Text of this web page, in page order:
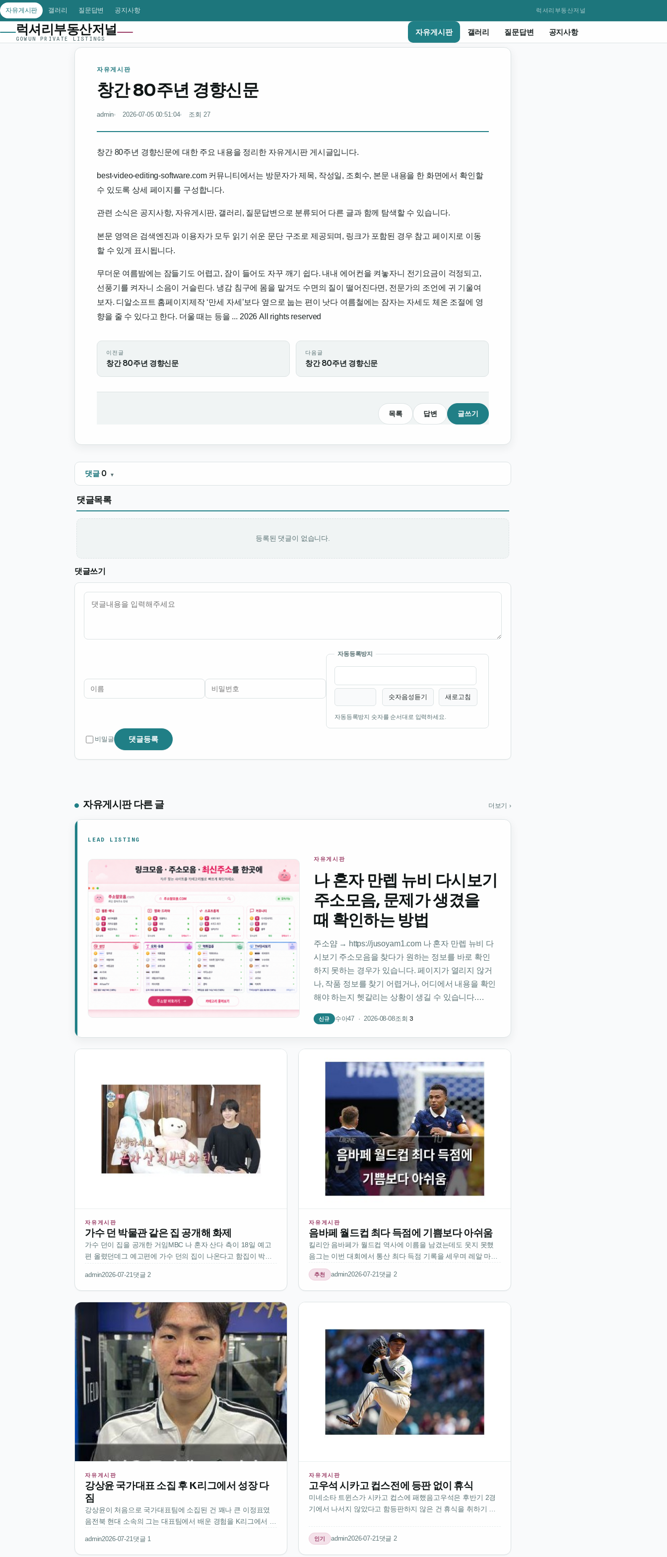
자유게시판 갤러리 질문답변 공지사항 럭셔리부동산저널
럭셔리부동산저널
GOWUN PRIVATE LISTINGS
자유게시판 갤러리 질문답변 공지사항
자유게시판
창간 80주년 경향신문
admin 2026-07-05 00:51:04 조회 27
창간 80주년 경향신문에 대한 주요 내용을 정리한 자유게시판 게시글입니다.
best-video-editing-software.com 커뮤니티에서는 방문자가 제목, 작성일, 조회수, 본문 내용을 한 화면에서 확인할
수 있도록 상세 페이지를 구성합니다.
관련 소식은 공지사항, 자유게시판, 갤러리, 질문답변으로 분류되어 다른 글과 함께 탐색할 수 있습니다.
본문 영역은 검색엔진과 이용자가 모두 읽기 쉬운 문단 구조로 제공되며, 링크가 포함된 경우 참고 페이지로 이동
할 수 있게 표시됩니다.
무더운 여름밤에는 잠들기도 어렵고, 잠이 들어도 자꾸 깨기 쉽다. 내내 에어컨을 켜놓자니 전기요금이 걱정되고,
선풍기를 켜자니 소음이 거슬린다. 냉감 침구에 몸을 맡겨도 수면의 질이 떨어진다면, 전문가의 조언에 귀 기울여
보자. 디알소프트 홈페이지제작 ‘만세 자세’보다 옆으로 눕는 편이 낫다 여름철에는 잠자는 자세도 체온 조절에 영
향을 줄 수 있다고 한다. 더울 때는 등을 ... 2026 All rights reserved
이전글
창간 80주년 경향신문
다음글
창간 80주년 경향신문
목록 답변 글쓰기
댓글 0
댓글목록
등록된 댓글이 없습니다.
댓글쓰기
이름 필수
비밀번호
자동등록방지
숫자음성듣기 새로고침
자동등록방지 숫자를 순서대로 입력하세요.
비밀글 댓글등록
자유게시판 다른 글 더보기 ›
LEAD LISTING
자유게시판
나 혼자 만렙 뉴비 다시보기
주소모음, 문제가 생겼을
때 확인하는 방법
주소얌 → https://jusoyam1.com 나 혼자 만렙 뉴비 다
시보기 주소모음을 찾다가 원하는 정보를 바로 확인
하지 못하는 경우가 있습니다. 페이지가 열리지 않거
나, 작품 정보를 찾기 어렵거나, 어디에서 내용을 확인
해야 하는지 헷갈리는 상황이 생길 수 있습니다.…
신규 수아47 · 2026-08-08조회 3
자유게시판
가수 던 박물관 같은 집 공개해 화제
가수 던이 집을 공개한 거임MBC 나 혼자 산다 측이 18일 예고
편 올렸던데그 예고편에 가수 던의 집이 나온다고 함집이 박물
금하긴 한데방송에서 더 자세히 볼 수 있을 거 같음예고편만 봐
도 분위기가 어마어마함이번…
admin2026-07-21 댓글 2
자유게시판
음바페 월드컵 최다 득점에 기쁨보다 아쉬움
킬리안 음바페가 월드컵 역사에 이름을 남겼는데도 웃지 못했
음그는 이번 대회에서 통산 최다 득점 기록을 세우며 레알 마드
리드의 스타로 자리매김했음하지만 그는 자신이 결승전에 나서
는 게 더 중요하다고 말했음결승전 출전을 포기한 채 최다 득점
을 달성한 것에 대한 아쉬움이 보…
추천 admin2026-07-21 댓글 2
자유게시판
강상윤 국가대표 소집 후 K리그에서 성장 다
짐
강상윤이 처음으로 국가대표팀에 소집된 건 꽤나 큰 이정표였
음전북 현대 소속의 그는 대표팀에서 배운 경험을 K리그에서 보
도 큰 자산이 될 거 같아경기 운영이나 팀워크 같은 걸 직접 느
admin2026-07-21 댓글 1
자유게시판
고우석 시카고 컵스전에 등판 없이 휴식
미네소타 트윈스가 시카고 컵스에 패했음고우석은 후반기 2경
기에서 나서지 않았다고 함등판하지 않은 건 휴식을 취하기 위
반기 들어서는 경기 수가 줄어든 듯팀의 전략적인 배려인가 보
다선수 몸 상태를 생각해서 휴식 주는 …
인기 admin2026-07-21 댓글 2